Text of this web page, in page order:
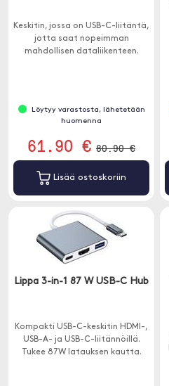
Keskitin, jossa on USB-C-liitäntä,
jotta saat nopeimman
mahdollisen dataliikenteen.
Löytyy varastosta, lähetetään
huomenna
61.90 € 80.90 €
Lisää ostoskoriin
Lippa 3-in-1 87 W USB-C Hub
Kompakti USB-C-keskitin HDMI-,
USB-A- ja USB-C-liitännöillä.
Tukee 87W latauksen kautta.